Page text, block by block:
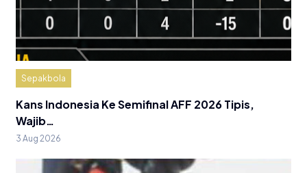
Sepakbola
Kans Indonesia Ke Semifinal AFF 2026 Tipis,
Wajib…
3 Aug 2026